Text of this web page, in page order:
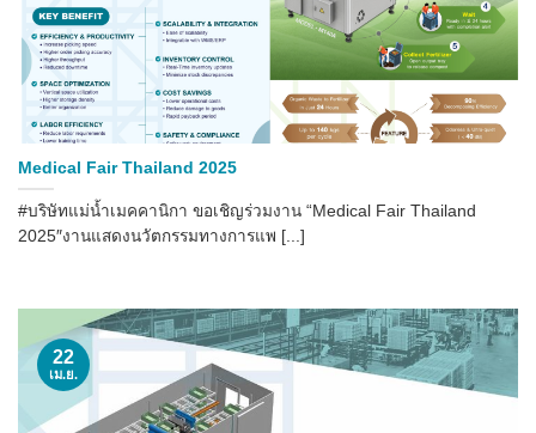
Medical Fair Thailand 2025
#บริษัทแม่น้ำเมคคานิกา ขอเชิญร่วมงาน “Medical Fair Thailand
2025″งานแสดงนวัตกรรมทางการแพ [...]
22
เม.ย.